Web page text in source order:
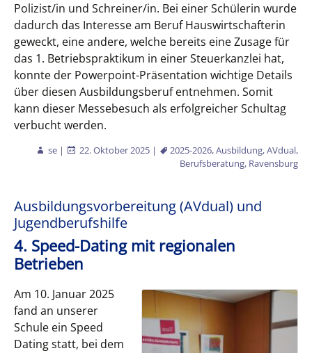
Polizist/in und Schreiner/in. Bei einer Schülerin wurde
dadurch das Interesse am Beruf Hauswirtschafterin
geweckt, eine andere, welche bereits eine Zusage für
das 1. Betriebspraktikum in einer Steuerkanzlei hat,
konnte der Powerpoint-Präsentation wichtige Details
über diesen Ausbildungsberuf entnehmen. Somit
kann dieser Messebesuch als erfolgreicher Schultag
verbucht werden.
se | 22. Oktober 2025 | 2025-2026,Ausbildung,AVdual,
Berufsberatung, Ravensburg
Ausbildungsvorbereitung (AVdual) und
Jugendberufshilfe
4. Speed-Dating mit regionalen
Betrieben
Am 10. Januar 2025
fand an unserer
Schule ein Speed
Dating statt, bei dem